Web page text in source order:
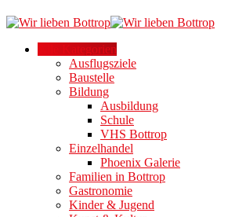
Alle Kategorien
Ausflugsziele
Baustelle
Bildung
Ausbildung
Schule
VHS Bottrop
Einzelhandel
Phoenix Galerie
Familien in Bottrop
Gastronomie
Kinder & Jugend